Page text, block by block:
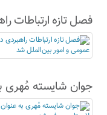
فصل تازه ارتباطات
حاجی‌دولو سکاندار
جوان شایسته مُهری
راهداری اداره کل